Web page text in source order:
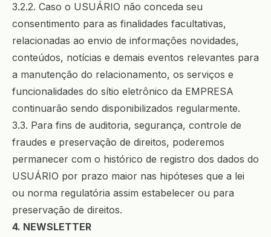
3.2.2. Caso o USUÁRIO não conceda seu
consentimento para as finalidades facultativas,
relacionadas ao envio de informações novidades,
conteúdos, notícias e demais eventos relevantes para
a manutenção do relacionamento, os serviços e
funcionalidades do sítio eletrônico da EMPRESA
continuarão sendo disponibilizados regularmente.
3.3. Para fins de auditoria, segurança, controle de
fraudes e preservação de direitos, poderemos
permanecer com o histórico de registro dos dados do
USUÁRIO por prazo maior nas hipóteses que a lei
ou norma regulatória assim estabelecer ou para
preservação de direitos.
4. NEWSLETTER